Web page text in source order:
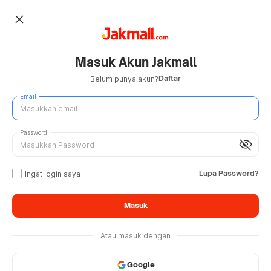
close
Masuk Akun Jakmall
Belum punya akun?Daftar
Email
visibility_off
Password
Ingat login saya Lupa Password?
Masuk
Atau masuk dengan
Google